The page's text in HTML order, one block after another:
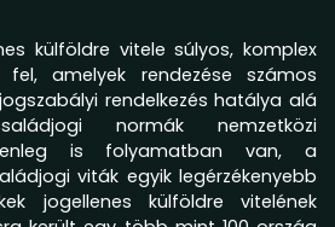
külföldre vitele súlyos, komplex
amelyek rendezése számos
rendelkezés hatálya alá
normák nemzetközi
is folyamatban van, a
viták egyik legérzékenyebb
jogellenes külföldre vitelének